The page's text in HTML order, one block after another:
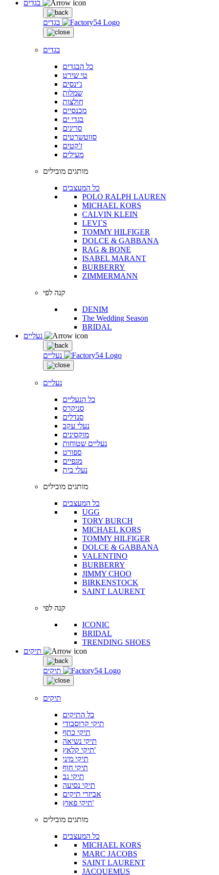
בגדים
בגדים
כל הבגדים
טי שירט
ג'ינסים
שמלות
חולצות
מכנסיים
בגדי ים
סריגים
סווטשרטים
ז'קטים
מעילים
מותגים מובילים
כל המעצבים
POLO RALPH LAUREN
MICHAEL KORS
CALVIN KLEIN
LEVI`S
TOMMY HILFIGER
DOLCE & GABBANA
RAG & BONE
ISABEL MARANT
BURBERRY
ZIMMERMANN
קנה לפי
DENIM
The Wedding Season
BRIDAL
נעליים
נעליים
כל הנעליים
סניקרס
סנדלים
נעלי עקב
מוקסינים
נעליים שטוחות
ספורט
מגפיים
נעלי בית
מותגים מובילים
כל המעצבים
UGG
TORY BURCH
MICHAEL KORS
TOMMY HILFIGER
DOLCE & GABBANA
VALENTINO
BURBERRY
JIMMY CHOO
BIRKENSTOCK
SAINT LAURENT
קנה לפי
ICONIC
BRIDAL
TRENDING SHOES
תיקים
תיקים
כל התיקים
תיקי קרוסבודי
תיקי כתף
תיקי נשיאה
תיקי קלאץ'
תיקי מיני
תיקי חוף
תיקי גב
תיקי נסיעה
אביזרי תיקים
תיקי פאוץ'
מותגים מובילים
כל המעצבים
MICHAEL KORS
MARC JACOBS
SAINT LAURENT
JACQUEMUS